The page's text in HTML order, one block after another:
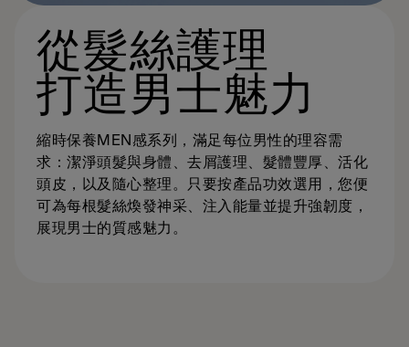
從髮絲護理
打造男士魅力
縮時保養MEN感系列，滿足每位男性的理容需
求：潔淨頭髮與身體、去屑護理、髮體豐厚、活化
頭皮，以及隨心整理。只要按產品功效選用，您便
可為每根髮絲煥發神采、注入能量並提升強韌度，
展現男士的質感魅力。